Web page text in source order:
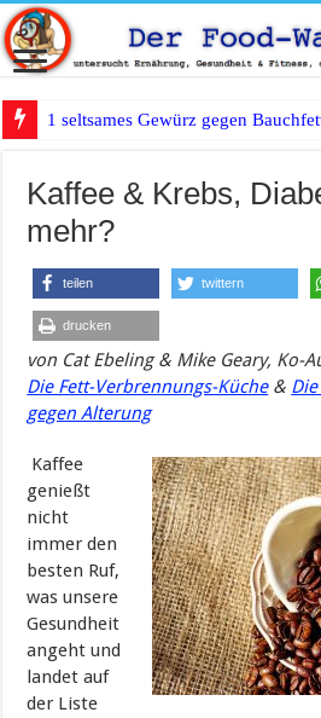
1 seltsames Gewürz gegen
Kaffee & Krebs,
mehr?
teilen twittern
drucken
von Cat Ebeling & Mike Geary, Ko-
Die Fett-Verbrennungs-Küche&
gegen Alterung
Kaffee
genießt
nicht
immer den
besten Ruf,
was unsere
Gesundheit
angeht und
landet auf
der Liste